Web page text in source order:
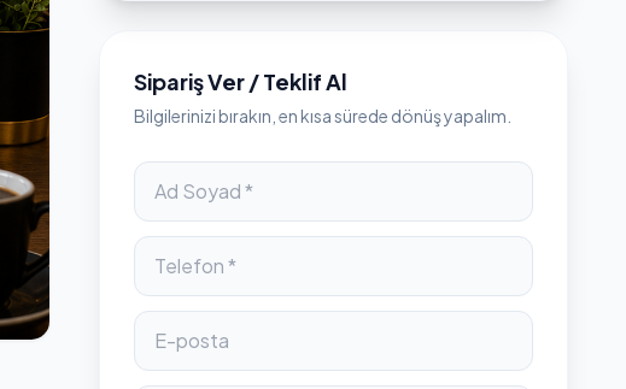
Sipariş Ver / Teklif Al
Bilgilerinizi bırakın, en kısa sürede dönüş yapalım.